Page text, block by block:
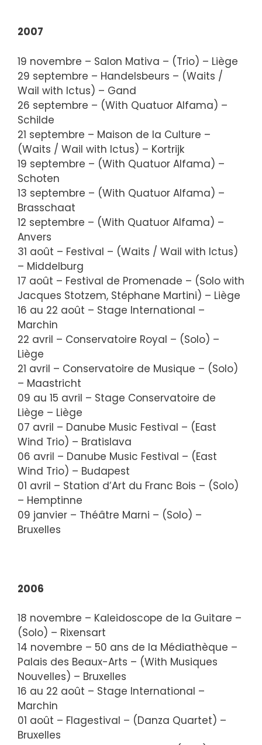
2007
19 novembre – Salon Mativa – (Trio) – Liège
29 septembre – Handelsbeurs – (Waits /
Wail with Ictus) – Gand
26 septembre – (With Quatuor Alfama) –
Schilde
21 septembre – Maison de la Culture –
(Waits / Wail with Ictus) – Kortrijk
19 septembre – (With Quatuor Alfama) –
Schoten
13 septembre – (With Quatuor Alfama) –
Brasschaat
12 septembre – (With Quatuor Alfama) –
Anvers
31 août – Festival – (Waits / Wail with Ictus)
– Middelburg
17 août – Festival de Promenade – (Solo with
Jacques Stotzem, Stéphane Martini) – Liège
16 au 22 août – Stage International –
Marchin
22 avril – Conservatoire Royal – (Solo) –
Liège
21 avril – Conservatoire de Musique – (Solo)
– Maastricht
09 au 15 avril – Stage Conservatoire de
Liège – Liège
07 avril – Danube Music Festival – (East
Wind Trio) – Bratislava
06 avril – Danube Music Festival – (East
Wind Trio) – Budapest
01 avril – Station d’Art du Franc Bois – (Solo)
– Hemptinne
09 janvier – Théâtre Marni – (Solo) –
Bruxelles
2006
18 novembre – Kaleidoscope de la Guitare –
(Solo) – Rixensart
14 novembre – 50 ans de la Médiathèque –
Palais des Beaux-Arts – (With Musiques
Nouvelles) – Bruxelles
16 au 22 août – Stage International –
Marchin
01 août – Flagestival – (Danza Quartet) –
Bruxelles